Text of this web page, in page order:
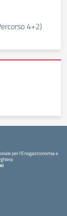
4+2)
per l'Enogastronomia e